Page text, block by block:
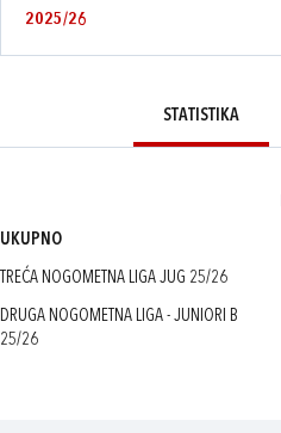
2025/26
STATISTIKA
UKUPNO
TREĆA NOGOMETNA LIGA JUG 25/26
DRUGA NOGOMETNA LIGA - JUNIORI B
25/26